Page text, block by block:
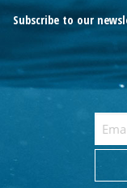
Subscribe to our